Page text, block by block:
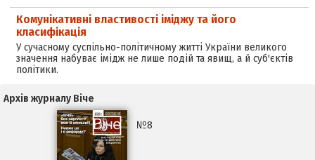
Комунікативні властивості іміджу та його
класифікація
У сучасному суспільно-політичному житті України великого
значення набуває імідж не лише подій та явищ, а й суб'єктів
політики.
Архів журналу Віче
№8